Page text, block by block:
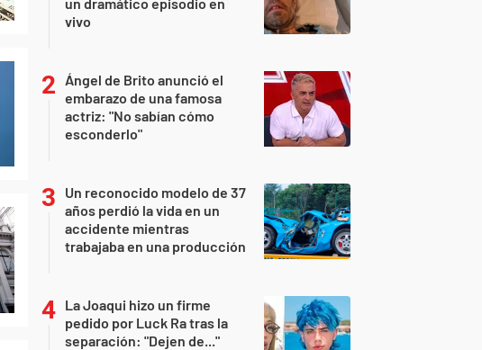
vivo
Ángel de Brito anunció el
embarazo de una famosa
actriz: "No sabían cómo
esconderlo"
Un reconocido modelo de 37
años perdió la vida en un
accidente mientras
trabajaba en una producción
La Joaqui hizo un firme
pedido por Luck Ra tras la
separación: "Dejen de..."